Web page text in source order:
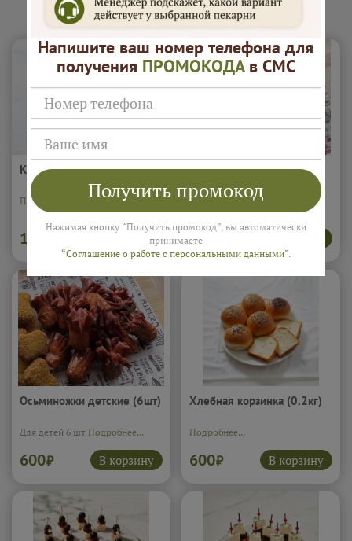
Закуски "Буфетоф"
Картофель фри (0.1кг)
Подробнее...
160 В корзину
Наггетсы куриные (5шт)
Порция наггетсов 5шт.
Подробнее...
500
Осьминожки детские (6шт)
Для детей 6 шт Подробнее...
600₽ В корзину
Хлебная корзинка (0.2кг)
Подробнее...
600₽ В корзину
Напишите ваш номер телефона для
получения ПРОМОКОДАв СМС
Получить промокод
Нажимая кнопку “Получить промокод”, вы автоматически
принимаете
“Соглашение о работе с персональными данными”.